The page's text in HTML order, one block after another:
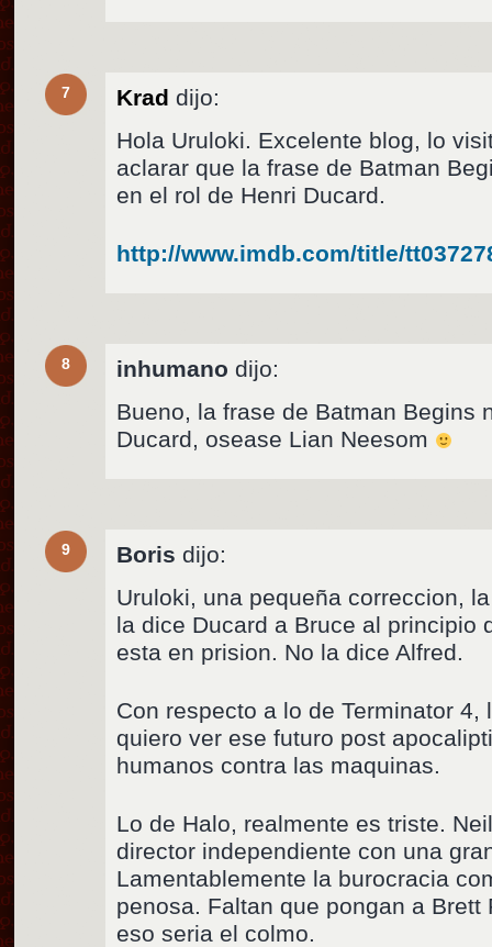
7 Krad dijo:
Hola Uruloki. Excelente blog, lo
aclarar que la frase de Batman
en el rol de Henri Ducard.
http://www.imdb.com/title/
8 inhumano dijo:
Bueno, la frase de Batman Begins
Ducard, osease Lian Neesom
9 Boris dijo:
Uruloki, una pequeña correccion,
la dice Ducard a Bruce al principio
esta en prision. No la dice Alfred.
Con respecto a lo de Terminator 4,
quiero ver ese futuro post
humanos contra las maquinas.
Lo de Halo, realmente es triste.
director independiente con una
Lamentablemente la burocracia
penosa. Faltan que pongan a Brett
eso seria el colmo.